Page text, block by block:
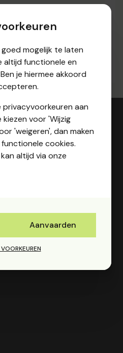
voor
(RPR Gent,
mogelijk te laten
altijd functionele en
je hiermee akkoord
privacyvoorkeuren aan
kiezen voor 'Wijzig
'weigeren', dan maken
cookies.
altijd via onze
Aanvaarden